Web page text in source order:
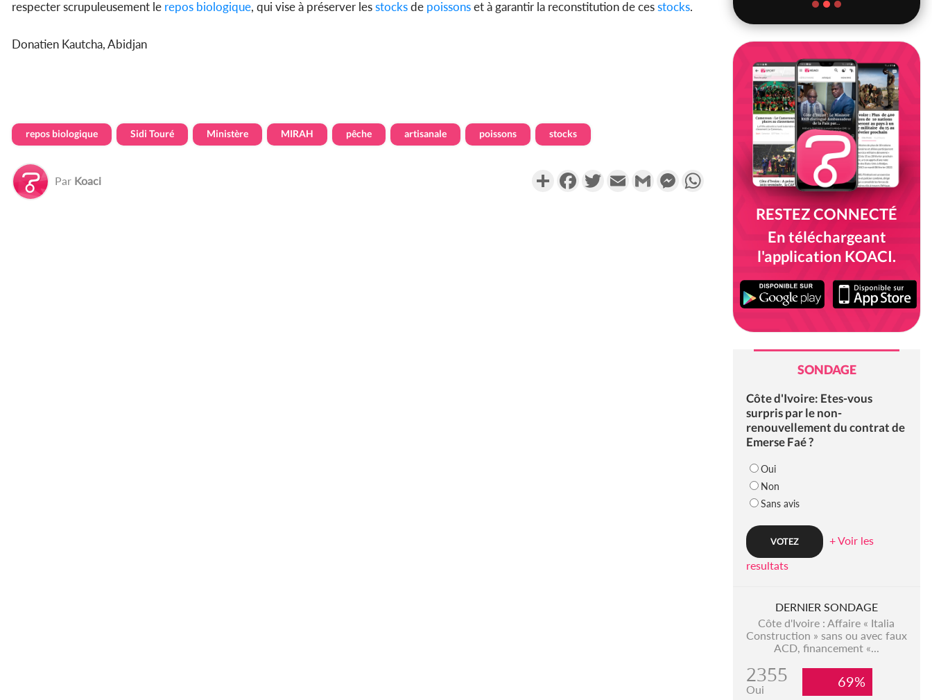
respecter scrupuleusement le repos biologique, qui vise à préserver lesstocksde poissonset à garantir la reconstitution de cesstocks.
Donatien Kautcha, Abidjan
repos biologique Sidi Touré Ministère MIRAH pêche artisanale poissons stocks
Par Koaci PartagerFacebookTwitterEmail Gmail MessengerWhatsApp
RESTEZ CONNECTÉ
En téléchargeant
l'application KOACI.
SONDAGE
Côte d'Ivoire: Etes-vous
surpris par le non-
renouvellement du contrat de
Emerse Faé ?
Oui
Non
Sans avis
+ Voir les
resultats
DERNIER SONDAGE
Côte d'Ivoire : Affaire « Italia
Construction » sans ou avec faux
ACD, financement «...
2355
Oui 69%